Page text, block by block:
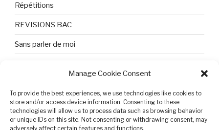
Manage Cookie Consent
To provide the best experiences, we use technologies like cookies to
store and/or access device information. Consenting to these
technologies will allow us to process data such as browsing behavior
or unique IDs on this site. Not consenting or withdrawing consent, may
adversely affect certain features and functions.
Répétitions
REVISIONS BAC
Sans parler de moi
Tristesse et attente
Variable complexe